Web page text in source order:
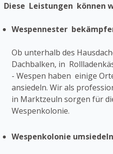
Diese Leistungen können
Wespennester
Ob unterhalb des
Dachbalken, in
- Wespen haben einige
ansiedeln. Wir als
in Marktzeuln sorgen für
Wespenkolonie.
Wespenkolonie umsiedeln